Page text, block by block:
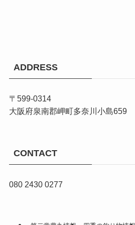
ADDRESS
〒599-0314
大阪府泉南郡岬町多奈川小島659
CONTACT
080 2430 0277